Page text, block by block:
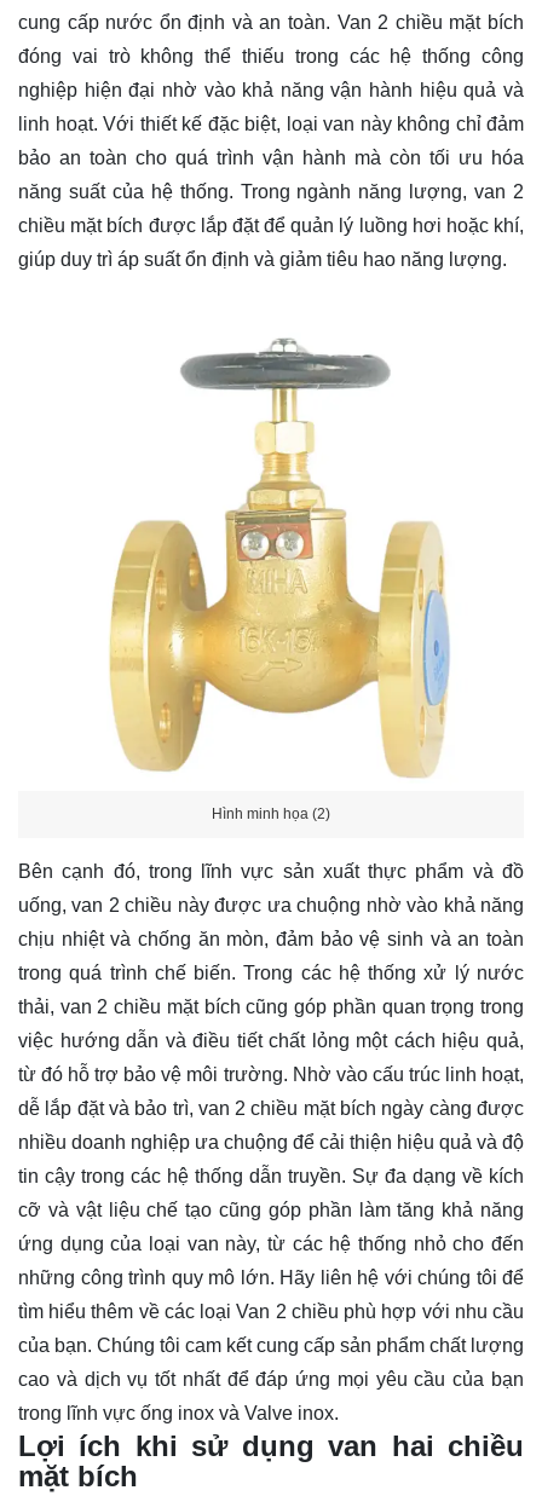
cung cấp nước ổn định và an toàn. Van 2 chiều mặt bích
đóng vai trò không thể thiếu trong các hệ thống công
nghiệp hiện đại nhờ vào khả năng vận hành hiệu quả và
linh hoạt. Với thiết kế đặc biệt, loại van này không chỉ đảm
bảo an toàn cho quá trình vận hành mà còn tối ưu hóa
năng suất của hệ thống. Trong ngành năng lượng, van 2
chiều mặt bích được lắp đặt để quản lý luồng hơi hoặc khí,
giúp duy trì áp suất ổn định và giảm tiêu hao năng lượng.
Hình minh họa (2)
Bên cạnh đó, trong lĩnh vực sản xuất thực phẩm và đồ
uống, van 2 chiều này được ưa chuộng nhờ vào khả năng
chịu nhiệt và chống ăn mòn, đảm bảo vệ sinh và an toàn
trong quá trình chế biến. Trong các hệ thống xử lý nước
thải, van 2 chiều mặt bích cũng góp phần quan trọng trong
việc hướng dẫn và điều tiết chất lỏng một cách hiệu quả,
từ đó hỗ trợ bảo vệ môi trường. Nhờ vào cấu trúc linh hoạt,
dễ lắp đặt và bảo trì, van 2 chiều mặt bích ngày càng được
nhiều doanh nghiệp ưa chuộng để cải thiện hiệu quả và độ
tin cậy trong các hệ thống dẫn truyền. Sự đa dạng về kích
cỡ và vật liệu chế tạo cũng góp phần làm tăng khả năng
ứng dụng của loại van này, từ các hệ thống nhỏ cho đến
những công trình quy mô lớn. Hãy liên hệ với chúng tôi để
tìm hiểu thêm về các loại Van 2 chiều phù hợp với nhu cầu
của bạn. Chúng tôi cam kết cung cấp sản phẩm chất lượng
cao và dịch vụ tốt nhất để đáp ứng mọi yêu cầu của bạn
trong lĩnh vực ống inox và Valve inox.
Lợi ích khi sử dụng van hai chiều
mặt bích